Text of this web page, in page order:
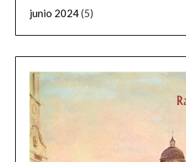
junio 2024(5)